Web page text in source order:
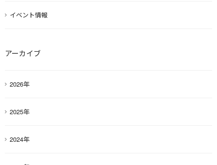
イベント情報
アーカイブ
2026年
2025年
2024年